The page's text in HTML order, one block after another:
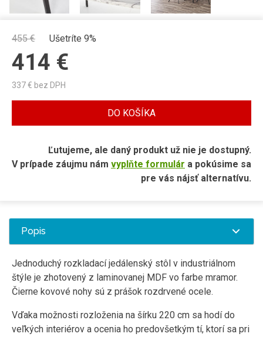
455€ Ušetríte 9%
414 €
337€ bez DPH
DO KOŠÍKA
Ľutujeme, ale daný produkt už nie je dostupný.
V prípade záujmu nám vyplňte formulár a pokúsime sa
pre vás nájsť alternatívu.
Popis
Jednoduchý rozkladací jedálenský stôl v industriálnom
štýle je zhotovený z laminovanej MDF vo farbe mramor.
Čierne kovové nohy sú z prášok rozdrvené ocele.
Vďaka možnosti rozloženia na šírku 220 cm sa hodí do
veľkých interiérov a ocenia ho predovšetkým tí, ktorí sa pri